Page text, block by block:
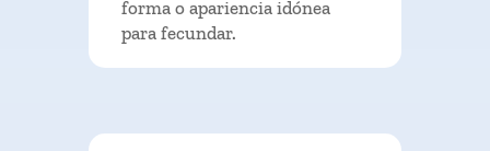
forma o apariencia idónea
para fecundar.